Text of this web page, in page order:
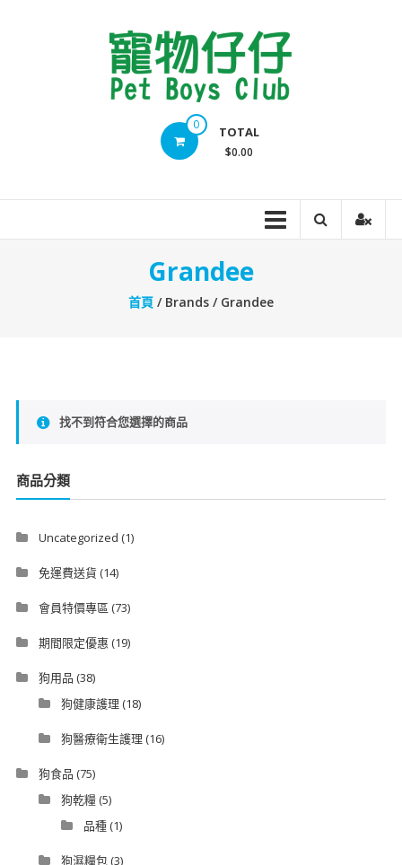
0 TOTAL
$0.00
Grandee
首頁/ Brands / Grandee
找不到符合您選擇的商品
商品分類
Uncategorized (1)
免運費送貨(14)
會員特價專區 (73)
期間限定優惠 (19)
狗用品 (38)
狗健康護理 (18)
狗醫療衛生護理 (16)
狗食品 (75)
狗乾糧(5)
品種(1)
狗濕糧包(3)